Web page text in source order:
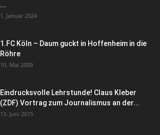
...
1. Januar 2024
1.FC Köln – Daum guckt in Hoffenheim in die
Röhre
10. Mai 2009
Eindrucksvolle Lehrstunde! Claus Kleber
(ZDF) Vortrag zum Journalismus an der...
13. Juni 2015